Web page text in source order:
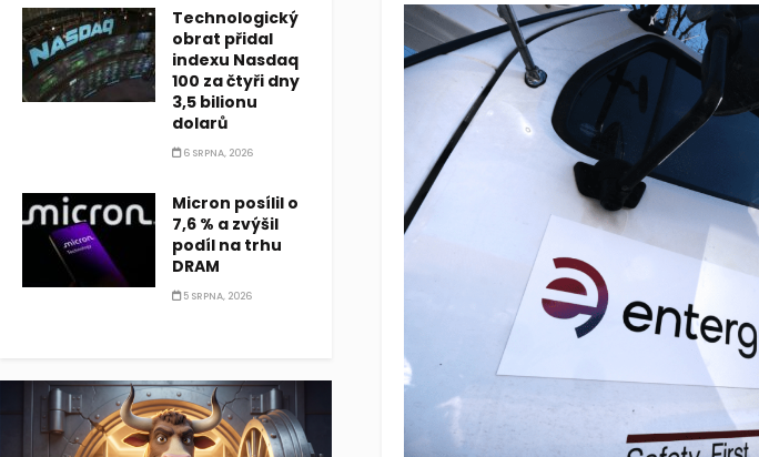
Technologický
obrat přidal
indexu Nasdaq
100 za čtyři dny
3,5 bilionu
dolarů
6 SRPNA, 2026
Micron posílil o
7,6 % a zvýšil
podíl na trhu
DRAM
5 SRPNA, 2026